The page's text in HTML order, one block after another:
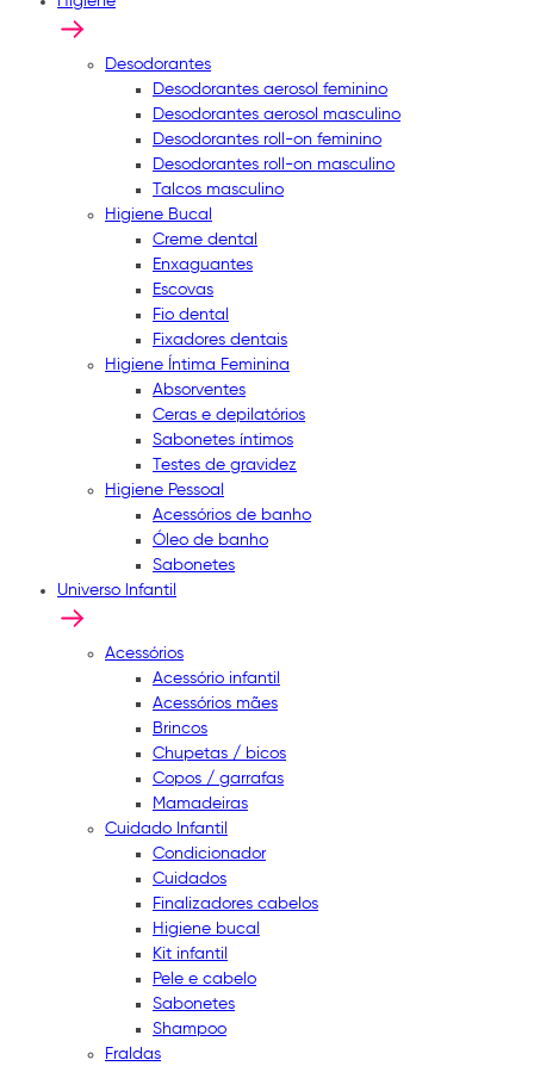
Desodorantes
Desodorantes aerosol feminino
Desodorantes aerosol masculino
Desodorantes roll-on feminino
Desodorantes roll-on masculino
Talcos masculino
Higiene Bucal
Creme dental
Enxaguantes
Escovas
Fio dental
Fixadores dentais
Higiene Íntima Feminina
Absorventes
Ceras e depilatórios
Sabonetes íntimos
Testes de gravidez
Higiene Pessoal
Acessórios de banho
Óleo de banho
Sabonetes
Universo Infantil
Acessórios
Acessório infantil
Acessórios mães
Brincos
Chupetas / bicos
Copos / garrafas
Mamadeiras
Cuidado Infantil
Condicionador
Cuidados
Finalizadores cabelos
Higiene bucal
Kit infantil
Pele e cabelo
Sabonetes
Shampoo
Fraldas